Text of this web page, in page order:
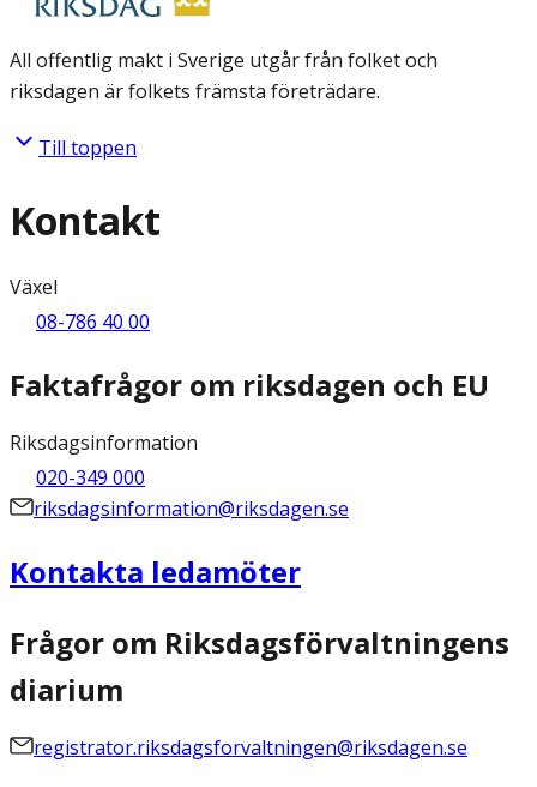
All offentlig makt i Sverige utgår från folket och
riksdagen är folkets främsta företrädare.
Till toppen
Kontakt
Växel
08-786 40 00
Faktafrågor om riksdagen och EU
Riksdagsinformation
020-349 000
riksdagsinformation@riksdagen.se
Kontakta ledamöter
Frågor om Riksdagsförvaltningens
diarium
registrator.riksdagsforvaltningen@riksdagen.se